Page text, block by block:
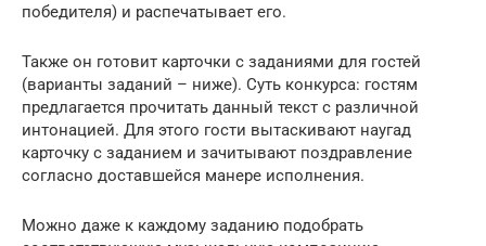
победителя) и распечатывает его.
Также он готовит карточки с заданиями для гостей
(варианты заданий – ниже). Суть конкурса: гостям
предлагается прочитать данный текст с различной
интонацией. Для этого гости вытаскивают наугад
карточку с заданием и зачитывают поздравление
согласно доставшейся манере исполнения.
Можно даже к каждому заданию подобрать